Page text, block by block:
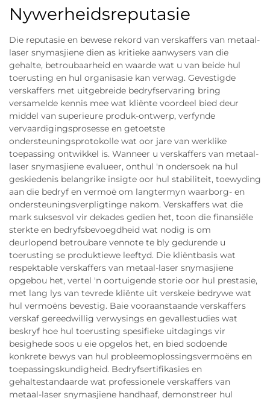
Nywerheidsreputasie
Die reputasie en bewese rekord van verskaffers van metaal-
laser snymasjiene dien as kritieke aanwysers van die
gehalte, betroubaarheid en waarde wat u van beide hul
toerusting en hul organisasie kan verwag. Gevestigde
verskaffers met uitgebreide bedryfservaring bring
versamelde kennis mee wat kliënte voordeel bied deur
middel van superieure produk-ontwerp, verfynde
vervaardigingsprosesse en getoetste
ondersteuningsprotokolle wat oor jare van werklike
toepassing ontwikkel is. Wanneer u verskaffers van metaal-
laser snymasjiene evalueer, onthul 'n ondersoek na hul
geskiedenis belangrike insigte oor hul stabiliteit, toewyding
aan die bedryf en vermoë om langtermyn waarborg- en
ondersteuningsverpligtinge nakom. Verskaffers wat die
mark suksesvol vir dekades gedien het, toon die finansiële
sterkte en bedryfsbevoegdheid wat nodig is om
deurlopend betroubare vennote te bly gedurende u
toerusting se produktiewe leeftyd. Die kliëntbasis wat
respektable verskaffers van metaal-laser snymasjiene
opgebou het, vertel 'n oortuigende storie oor hul prestasie,
met lang lys van tevrede kliënte uit verskeie bedrywe wat
hul vermoëns bevestig. Baie vooraanstaande verskaffers
verskaf gereedwillig verwysings en gevallestudies wat
beskryf hoe hul toerusting spesifieke uitdagings vir
besighede soos u eie opgelos het, en bied sodoende
konkrete bewys van hul probleemoplossingsvermoëns en
toepassingskundigheid. Bedryfsertifikasies en
gehaltestandaarde wat professionele verskaffers van
metaal-laser snymasjiene handhaaf, demonstreer hul